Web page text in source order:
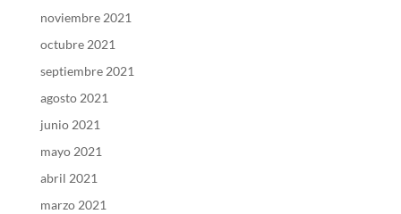
noviembre 2021
octubre 2021
septiembre 2021
agosto 2021
junio 2021
mayo 2021
abril 2021
marzo 2021